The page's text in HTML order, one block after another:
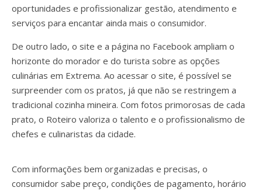
oportunidades e profissionalizar gestão, atendimento e
serviços para encantar ainda mais o consumidor.
De outro lado, o site e a página no Facebook ampliam o
horizonte do morador e do turista sobre as opções
culinárias em Extrema. Ao acessar o site, é possível se
surpreender com os pratos, já que não se restringem a
tradicional cozinha mineira. Com fotos primorosas de cada
prato, o Roteiro valoriza o talento e o profissionalismo de
chefes e culinaristas da cidade.
Com informações bem organizadas e precisas, o
consumidor sabe preço, condições de pagamento, horário